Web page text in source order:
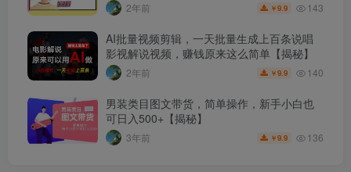
2年前 ￥9.9 143
AI批量视频剪辑，一天批量生成上百条说唱
影视解说视频，赚钱原来这么简单【揭秘】
2年前 ￥9.9 140
男装类目图文带货，简单操作，新手小白也
可日入500+【揭秘】
3年前 ￥9.9 136